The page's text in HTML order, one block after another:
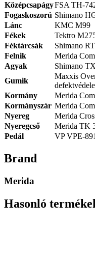
KözépcsapágyFSA TH-
Fogaskoszorú Shimano
Lánc
KMC M99
Fékek
Tektro
Féktárcsák
Shimano
Felnik
Merida
Agyak
Shimano
Gumik
Maxxis
Kormány
Merida
Kormányszár Merida
Nyereg
Merida
Nyeregcső
Merida TK
Pedál
VP VPE-
Brand
Merida
Hasonló